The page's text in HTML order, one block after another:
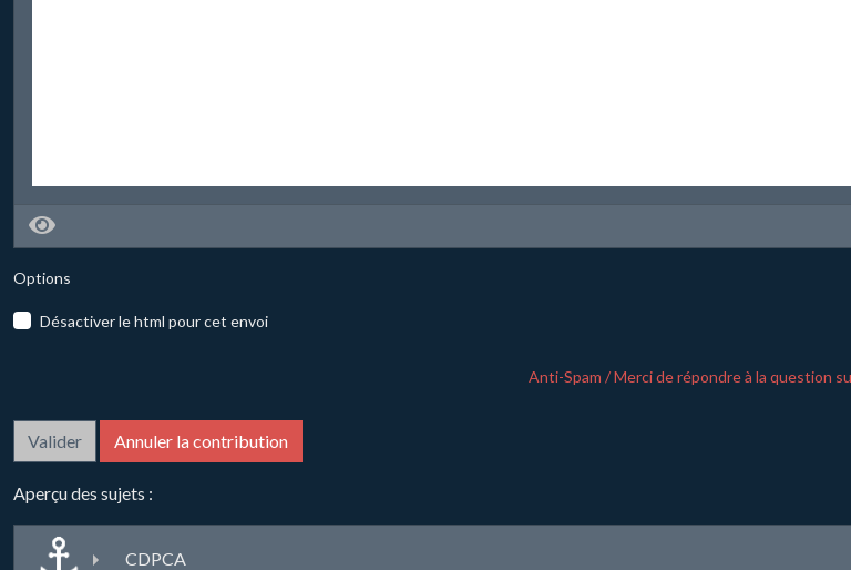
Options
Désactiver le html pour cet envoi
Anti-Spam / Merci de répondre à la question
Aperçu des sujets :
CDPCA